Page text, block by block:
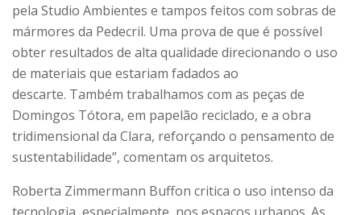
pela Studio Ambientes e tampos feitos com sobras de
mármores da Pedecril. Uma prova de que é possível
obter resultados de alta qualidade direcionando o uso
de materiais que estariam fadados ao
descarte. Também trabalhamos com as peças de
Domingos Tótora, em papelão reciclado, e a obra
tridimensional da Clara, reforçando o pensamento de
sustentabilidade”, comentam os arquitetos.
Roberta Zimmermann Buffon critica o uso intenso da